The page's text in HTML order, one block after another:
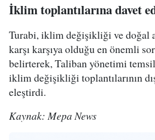
İklim toplantılarına davet
Turabi, iklim değişikliği ve doğal
karşı karşıya olduğu en önemli
belirterek, Taliban yönetimi
iklim değişikliği toplantılarının
eleştirdi.
Kaynak: Mepa News